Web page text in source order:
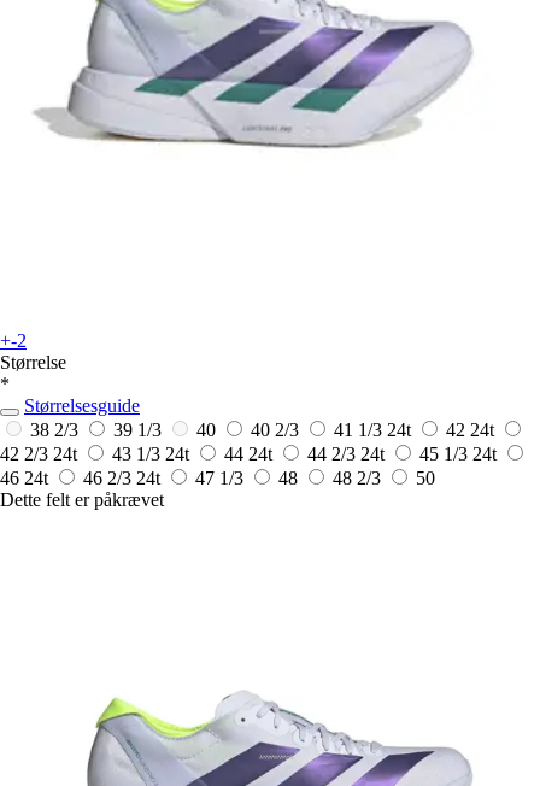
+-2
Størrelse
*
Størrelsesguide
38 2/3
39 1/3 40 40 2/3 41 1/3 24t 42 24t
42 2/3 24t 43 1/3 24t 44 24t 44 2/3 24t 45 1/3 24t
46 24t 46 2/3 24t 47 1/3 48 48 2/3
50
Dette felt er påkrævet